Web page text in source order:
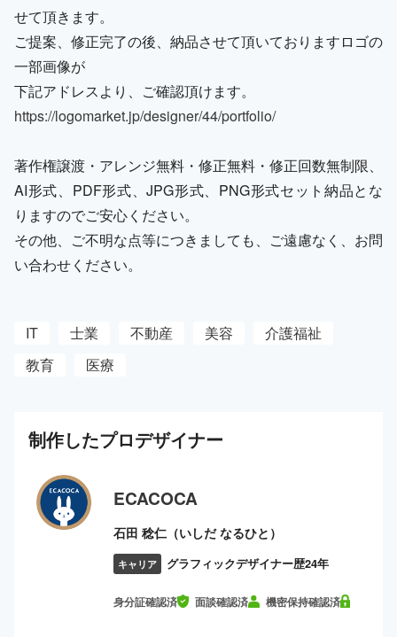
せて頂きます。
ご提案、修正完了の後、納品させて頂いておりますロゴの
一部画像が
下記アドレスより、ご確認頂けます。
https://logomarket.jp/designer/44/portfolio/
著作権譲渡・アレンジ無料・修正無料・修正回数無制限、
AI形式、PDF形式、JPG形式、PNG形式セット納品とな
りますのでご安心ください。
その他、ご不明な点等につきましても、ご遠慮なく、お問
い合わせください。
IT 士業 不動産 美容
介護福祉
教育
医療
制作したプロデザイナー
ECACOCA
石田 稔仁（いしだ なるひと）
キャリア グラフィックデザイナー歴24年
身分証確認済 面談確認済 機密保持確認済